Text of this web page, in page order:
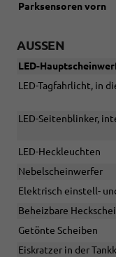
Parksensoren vorn
AUSSEN
LED-
LED-Tagfahrlicht, in
LED-Seitenblinker,
LED-Heckleuchten
Nebelscheinwerfer
Elektrisch einstell-
Beheizbare
Getönte Scheiben
Eiskratzer in der